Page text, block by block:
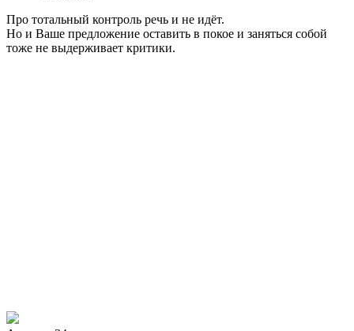
Про тотальный контроль речь и не идёт.
Но и Ваше предложение оставить в покое и заняться собой
тоже не выдерживает критики.